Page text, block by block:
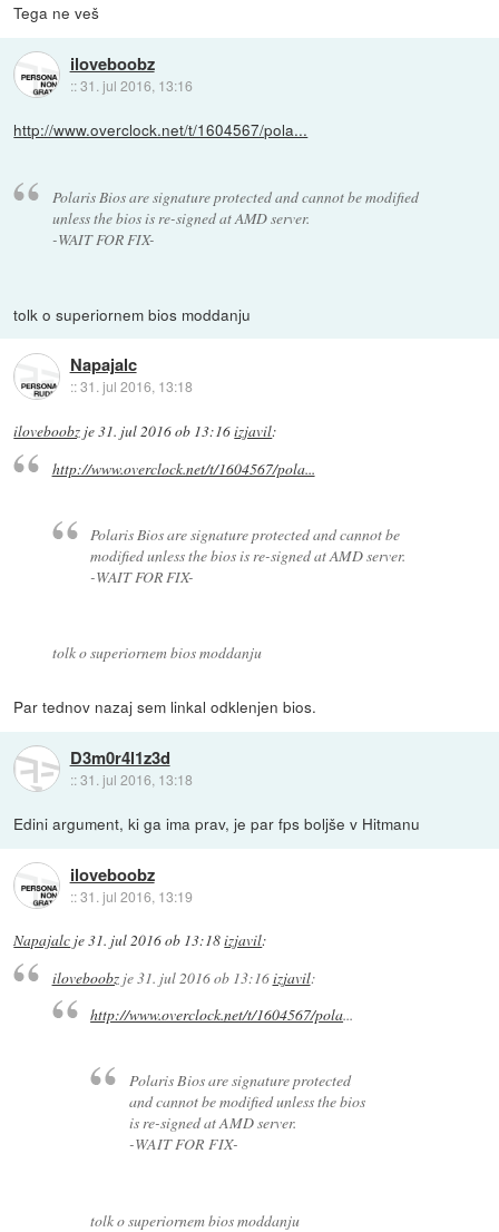
Tega ne veš
iloveboobz
::31. jul 2016, 13:16
http://www.overclock.net/t/1604567/pola...
Polaris Bios are signature protected and cannot be modified
unless the bios is re-signed at AMD server.
-WAIT FOR FIX-
tolk o superiornem bios moddanju
Napajalc
::31. jul 2016, 13:18
iloveboobz je31. jul 2016 ob 13:16izjavil:
http://www.overclock.net/t/1604567/pola...
Polaris Bios are signature protected and cannot be
modified unless the bios is re-signed at AMD server.
-WAIT FOR FIX-
tolk o superiornem bios moddanju
Par tednov nazaj sem linkal odklenjen bios.
D3m0r4l1z3d
::31. jul 2016, 13:18
Edini argument, ki ga ima prav, je par fps boljše v Hitmanu
iloveboobz
::31. jul 2016, 13:19
Napajalc je31. jul 2016 ob 13:18izjavil:
iloveboobzje31. jul 2016 ob 13:16izjavil:
http://www.overclock.net/t/1604567/pola...
Polaris Bios are signature protected
and cannot be modified unless the bios
is re-signed at AMD server.
-WAIT FOR FIX-
tolk o superiornem bios moddanju